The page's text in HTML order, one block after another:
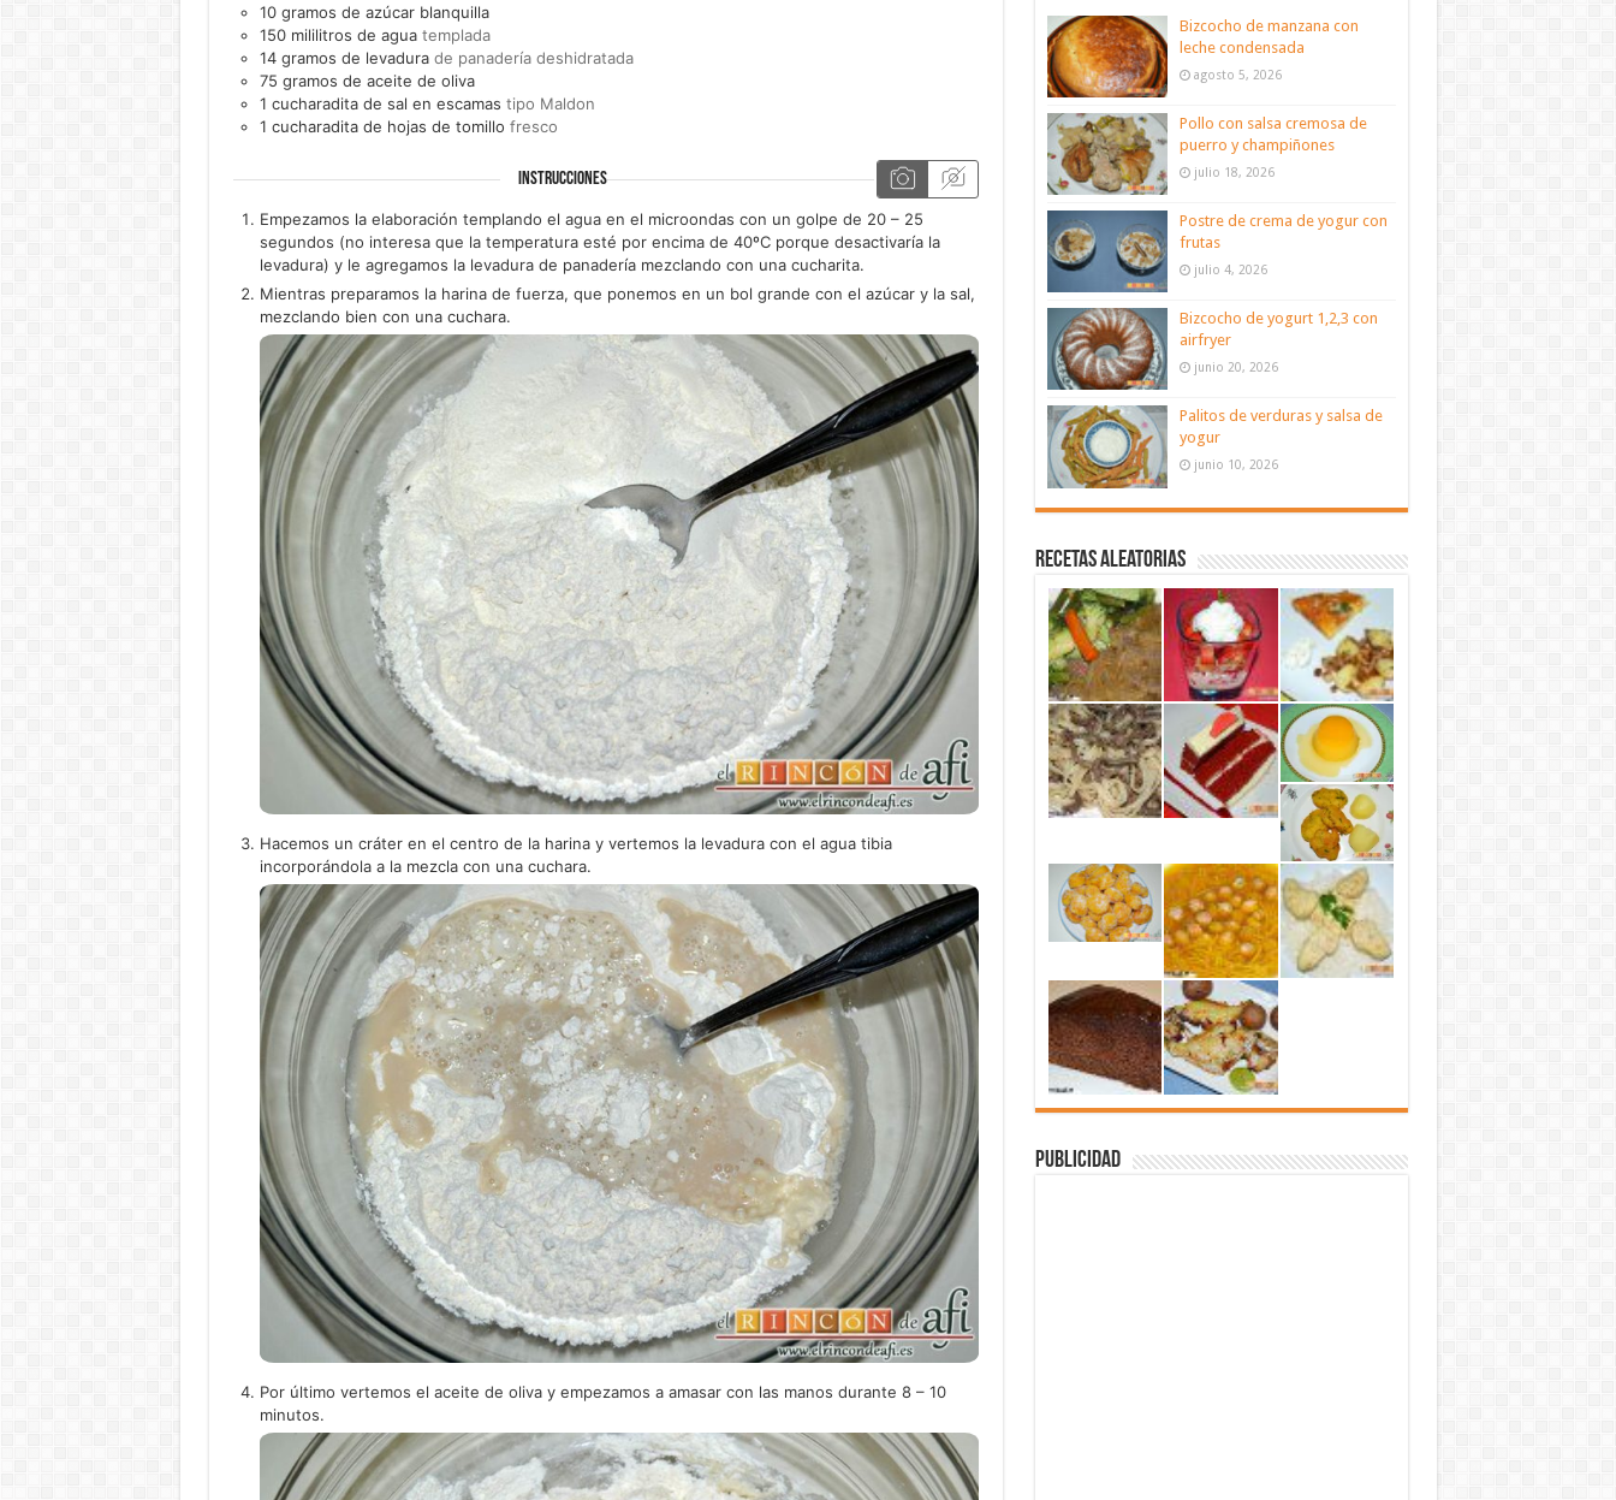
10 gramos de azúcar blanquilla
150 mililitros de agua templada
14 gramos de levadura de panadería deshidratada
75 gramos de aceite de oliva
1 cucharadita de sal en escamas tipo Maldon
1 cucharadita de hojas de tomillo fresco
INSTRUCCIONES
Empezamos la elaboración templando el agua en el microondas con un golpe de 20 – 25
segundos (no interesa que la temperatura esté por encima de 40ºC porque desactivaría la
levadura) y le agregamos la levadura de panadería mezclando con una cucharita.
Mientras preparamos la harina de fuerza, que ponemos en un bol grande con el azúcar y la sal,
mezclando bien con una cuchara.
Hacemos un cráter en el centro de la harina y vertemos la levadura con el agua tibia
incorporándola a la mezcla con una cuchara.
Por último vertemos el aceite de oliva y empezamos a amasar con las manos durante 8 – 10
minutos.
Bizcocho de manzana con
leche condensada
agosto 5, 2026
Pollo con salsa cremosa de
puerro y champiñones
julio 18, 2026
Postre de crema de yogur con
frutas
julio 4, 2026
Bizcocho de yogurt 1,2,3 con
airfryer
junio 20, 2026
Palitos de verduras y salsa de
yogur
junio 10, 2026
Recetas aleatorias
Publicidad